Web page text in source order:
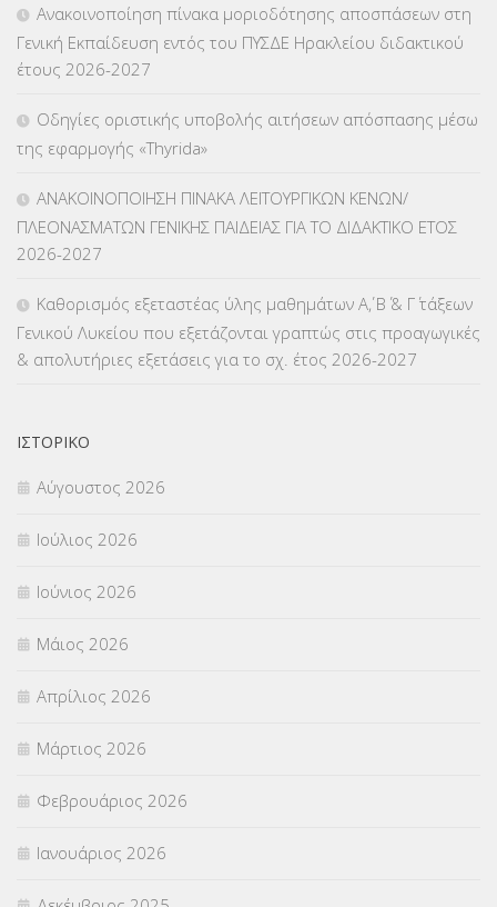
ΚΠγ – ΚΡΑΤΙΚΟ ΠΙΣΤΟΠΟΙΗΤΙΚΟ ΓΛΩΣΣΟΜΑΘΕΙΑΣ(135)
ΚΠπ- ΚΡΑΤΙΚΟ ΠΙΣΤΟΠΟΙΗΤΙΚΟ ΠΛΗΡΟΦΟΡΙΚΗΣ
ΛΟΙΠΑ(309)
ΜΕΤΑΘΕΣΕΙΣ-ΤΟΠΟΘΕΤΗΣΕΙΣ ΒΕΛΤΙΩΣΕΙΣ(319)
ΜΕΤΑΦΟΡΑ ΜΑΘΗΤΩΝ(3)
ΟΙΚΟΝΟΜΙΚΑ ΘΕΜΑΤΑ
Π.Ε.Κ. ΗΡΑΚΛΕΙΟΥ
ΠΑΝΕΛΛΑΔΙΚΕΣ ΕΞΕΤΑΣΕΙΣ
ΠΡΟΚΗΡΥΞΕΙΣ
ΣΕΜΙΝΑΡΙΑ – ΗΜΕΡΙΔΕΣ
ΣΕΠ(50)
ΣΤΕΛΕΧΗ (360)
ΣΥΜΒΟΥΛΕΥΤΙΚΟΣ ΣΤΑΘΜΟΣ ΝΕΩΝ
ΣΥΝΤΑΞΕΙΣ(12)
Ανακοινοποίηση πίνακα μοριοδότησης αποσπάσεων στη
Γενική Εκπαίδευση εντός του ΠΥΣΔΕ Ηρακλείου διδακτικού
έτους 2026-2027
Οδηγίες οριστικής υποβολής αιτήσεων απόσπασης μέσω
της εφαρμογής «Thyrida»
ΑΝΑΚΟΙΝΟΠΟΙΗΣΗ ΠΙΝΑΚΑ ΛΕΙΤΟΥΡΓΙΚΩΝ ΚΕΝΩΝ/
ΠΛΕΟΝΑΣΜΑΤΩΝ ΓΕΝΙΚΗΣ ΠΑΙΔΕΙΑΣ ΓΙΑ ΤΟ ΔΙΔΑΚΤΙΚΟ ΕΤΟΣ
2026-2027
Καθορισμός εξεταστέας ύλης μαθημάτων Α΄, Β΄ & Γ΄ τάξεων
Γενικού Λυκείου που εξετάζονται γραπτώς στις προαγωγικές
& απολυτήριες εξετάσεις για το σχ. έτος 2026-2027
ΙΣΤΟΡΙΚΌ
Αύγουστος 2026
Ιούλιος 2026
Ιούνιος 2026
Μάιος 2026
Απρίλιος 2026
Μάρτιος 2026
Φεβρουάριος 2026
Ιανουάριος 2026